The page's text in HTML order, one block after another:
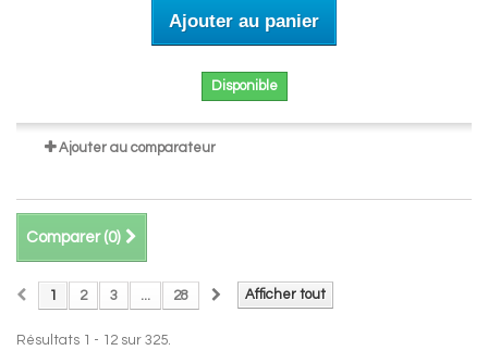
Ajouter au panier
Disponible
Ajouter au comparateur
Comparer (0)
Afficher tout
1 2 3 ... 28
Résultats 1 - 12 sur 325.